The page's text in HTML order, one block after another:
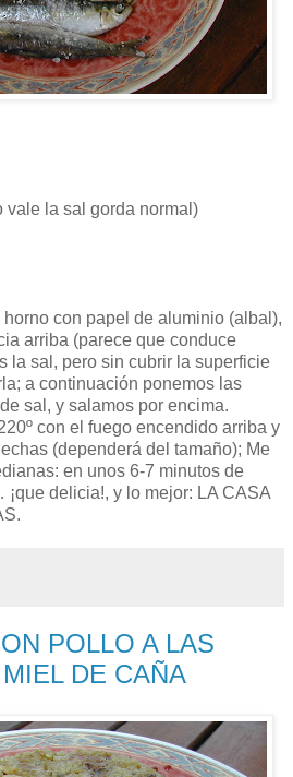
vale la sal gorda normal)
con papel de aluminio (albal),
arriba (parece que conduce
la sal, pero sin cubrir la superficie
a continuación ponemos las
sal, y salamos por encima.
con el fuego encendido arriba y
(dependerá del tamaño); Me
en unos 6-7 minutos de
delicia!, y lo mejor: LA CASA
POLLO A LAS
DE CAÑA